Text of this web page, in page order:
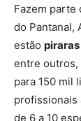
Fazem parte
do Pantanal,
estão
entre outros,
para 150 mil
profissionais
de 6 a 10